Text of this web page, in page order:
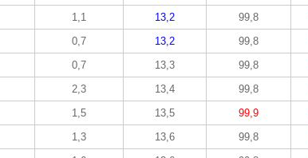
1,1 13,2 99,8
0,7 13,2 99,8
0,7 13,3 99,8
2,3 13,4 99,8
1,5 13,5 99,9
1,3 13,6 99,8